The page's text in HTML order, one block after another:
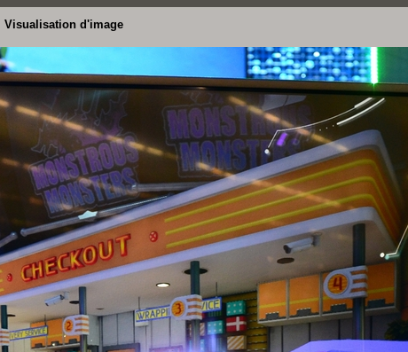
Visualisation d'image